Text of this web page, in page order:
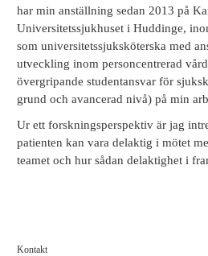
har min anställning sedan 2013 på
Universitetssjukhuset i Huddinge,
som universitetssjuksköterska med
utveckling inom personcentrerad
övergripande studentansvar för
grund och avancerad nivå) på min
Ur ett forskningsperspektiv är jag
patienten kan vara delaktig i mötet
teamet och hur sådan delaktighet i
Kontakt